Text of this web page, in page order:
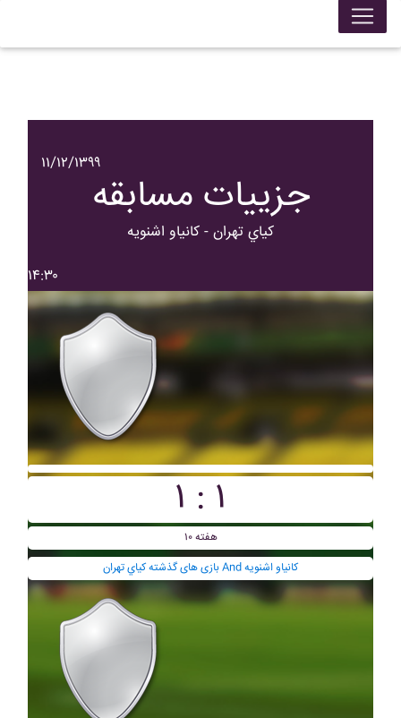
۱۱/۱۲/۱۳۹۹
جزییات مسابقه
کياي تهران - کانياو اشنويه
۱۴:۳۰
۱ : ۱
هفته ۱۰
بازی های گذشته کياي تهران And کانياو اشنويه